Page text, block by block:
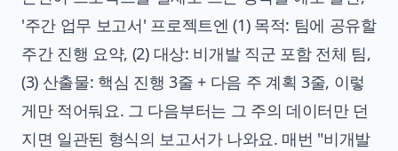
'주간 업무 보고서' 프로젝트엔 (1) 목적: 팀에 공유할
주간 진행 요약, (2) 대상: 비개발 직군 포함 전체 팀,
(3) 산출물: 핵심 진행 3줄 + 다음 주 계획 3줄, 이렇
게만 적어둬요. 그 다음부터는 그 주의 데이터만 던
지면 일관된 형식의 보고서가 나와요. 매번 "비개발